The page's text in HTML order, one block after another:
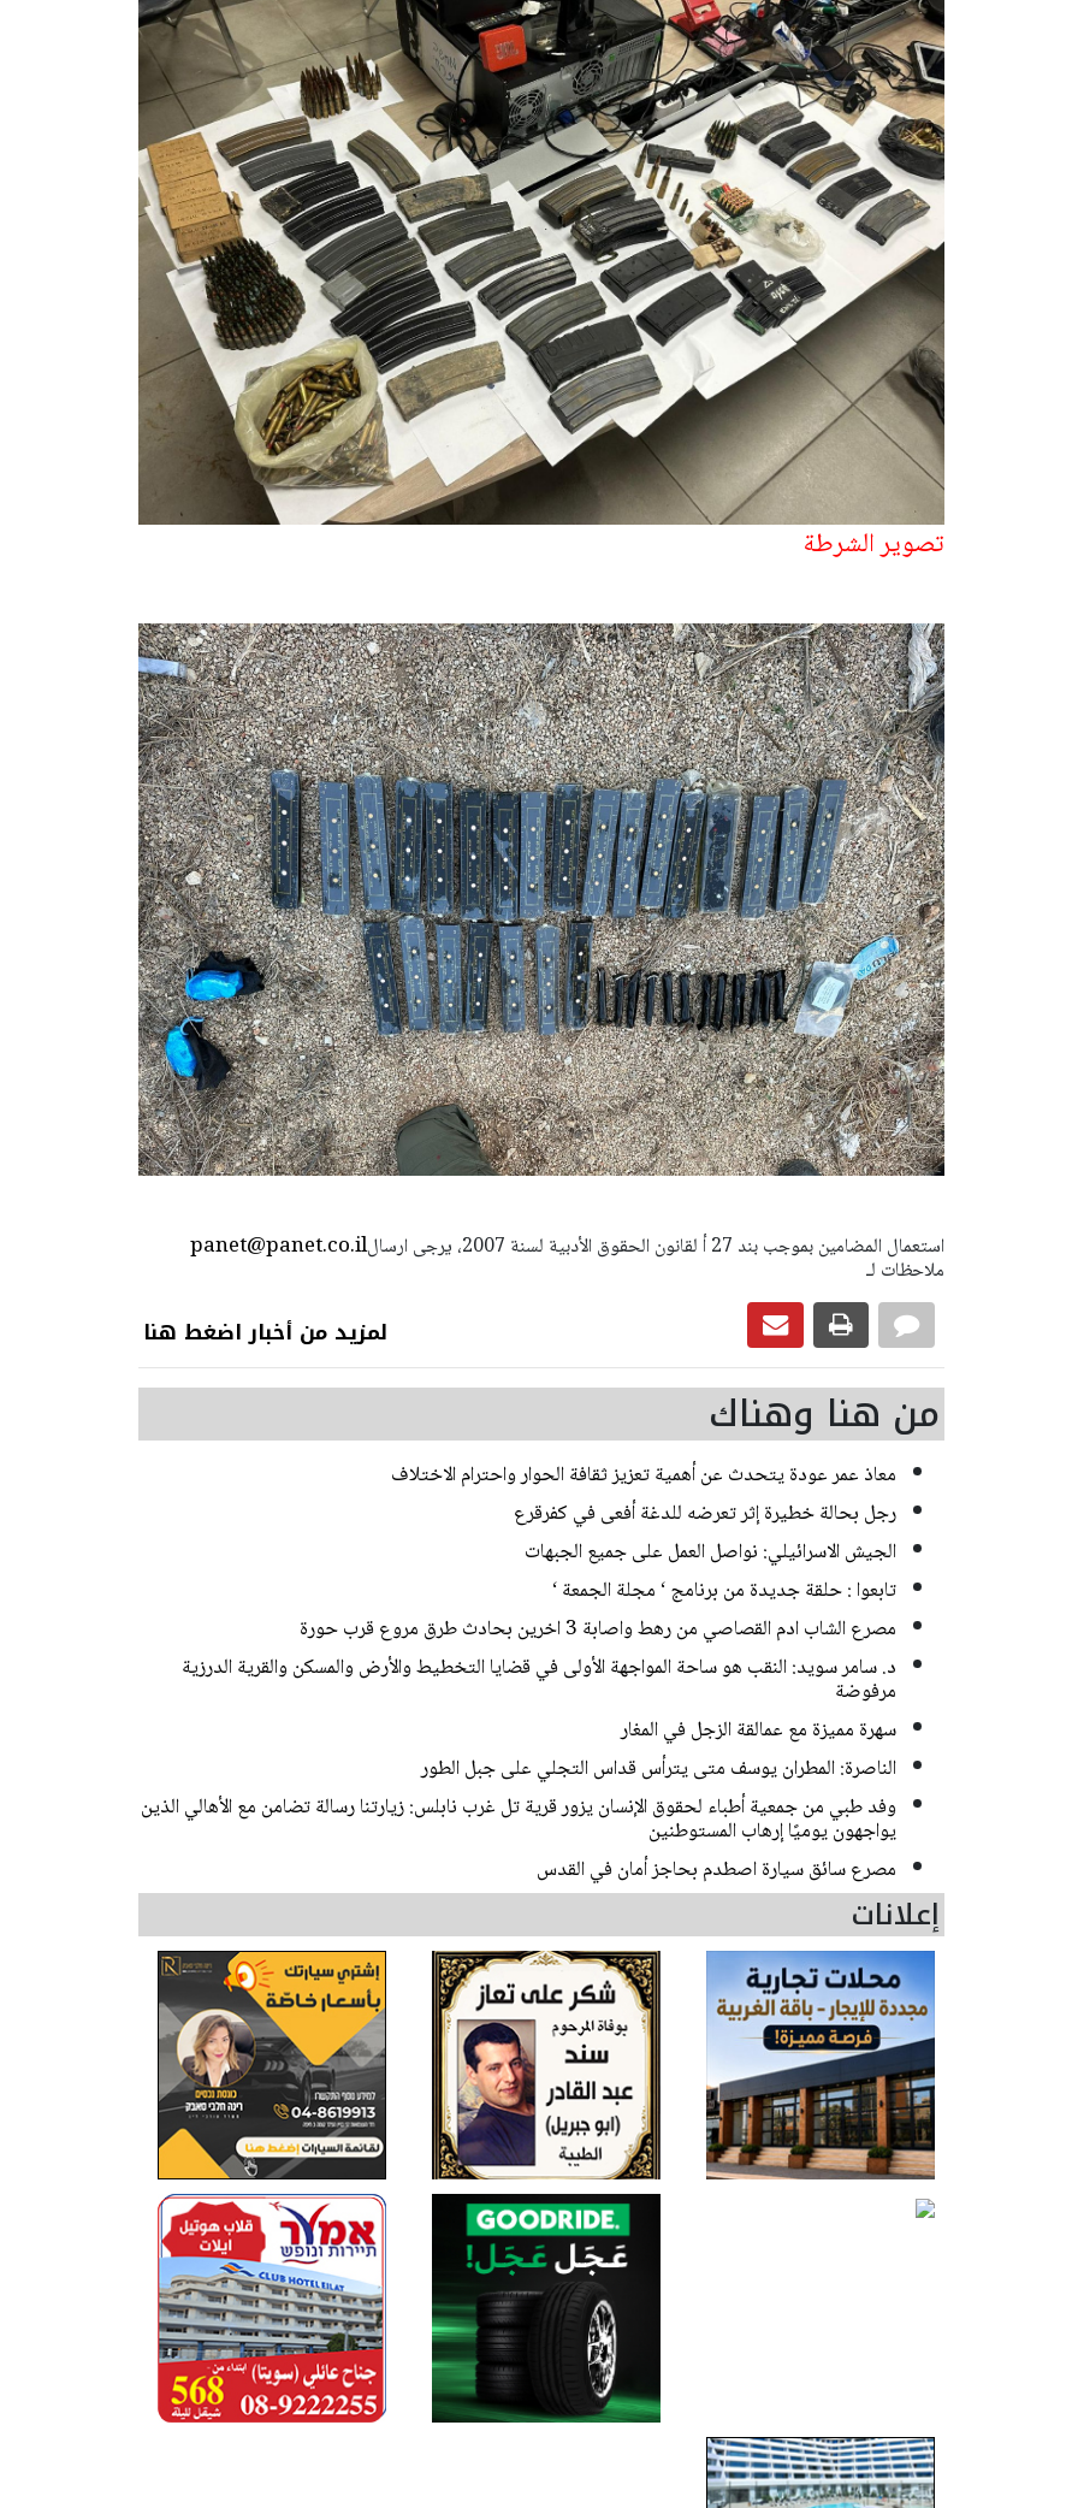
تصوير الشرطة
panet@panet.co.ilاستعمال المضامين بموجب بند 27 أ لقانون الحقوق الأدبية لسنة 2007، يرجى ارسال
ملاحظات لـ
لمزيد من أخبار اضغط هنا
من هنا وهناك
معاذ عمر عودة يتحدث عن أهمية تعزيز ثقافة الحوار واحترام الاختلاف
رجل بحالة خطيرة إثر تعرضه للدغة أفعى في كفرقرع
الجيش الاسرائيلي: نواصل العمل على جميع الجبهات
تابعوا : حلقة جديدة من برنامج ‘ مجلة الجمعة ‘
مصرع الشاب ادم القصاصي من رهط واصابة 3 اخرين بحادث طرق مروع قرب حورة
د. سامر سويد: النقب هو ساحة المواجهة الأولى في قضايا التخطيط والأرض والمسكن والقرية الدرزية
مرفوضة
سهرة مميزة مع عمالقة الزجل في المغار
الناصرة: المطران يوسف متى يترأس قداس التجلي على جبل الطور
وفد طبي من جمعية أطباء لحقوق الإنسان يزور قرية تل غرب نابلس: زيارتنا رسالة تضامن مع الأهالي الذين
يواجهون يوميًا إرهاب المستوطنين
مصرع سائق سيارة اصطدم بحاجز أمان في القدس
إعلانات